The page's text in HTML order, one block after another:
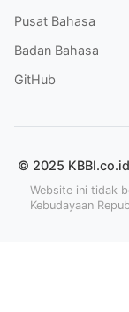
Pusat Bahasa
Badan Bahasa
GitHub
© 2025
Website ini tidak
Kebudayaan